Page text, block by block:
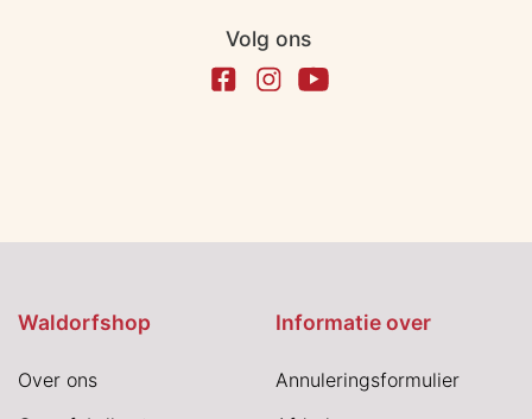
Volg ons
Waldorfshop
Over ons
Informatie over
Annuleringsformulier